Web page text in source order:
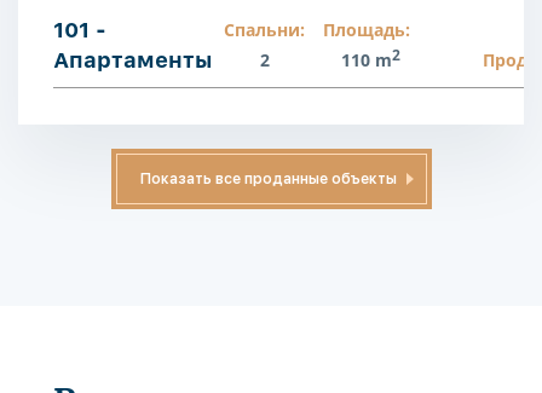
101 -
Апартаменты
Спальни:
2
Площадь:
110 m2
Показать все проданные объекты